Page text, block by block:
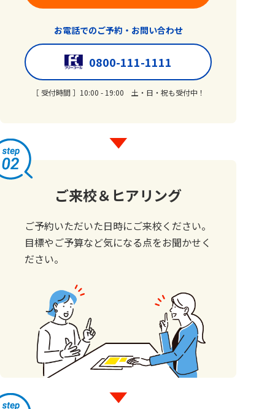
お電話でのご予約 ・ お問い合わせ
0800-111-1111
［ 受付時間 ］10:00 - 19:00 土・日・祝も受付中！
ご来校＆ヒアリング
ご予約いただいた日時にご来校ください。
目標やご予算など気になる点をお聞かせく
ださい。